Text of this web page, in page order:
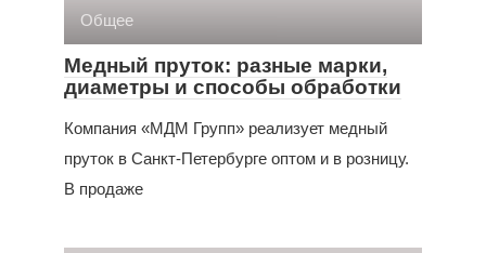
Общее
Медный пруток: разные марки,
диаметры и способы обработки
Компания «МДМ Групп» реализует медный
пруток в Санкт-Петербурге оптом и в розницу.
В продаже